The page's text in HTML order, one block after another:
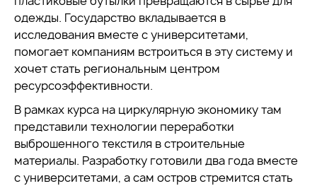
одежды. Государство вкладывается в
исследования вместе с университетами,
помогает компаниям встроиться в эту систему и
хочет стать региональным центром
ресурсоэффективности.
В рамках курса на циркулярную экономику там
представили технологии переработки
выброшенного текстиля в строительные
материалы. Разработку готовили два года вместе
с университетами, а сам остров стремится стать